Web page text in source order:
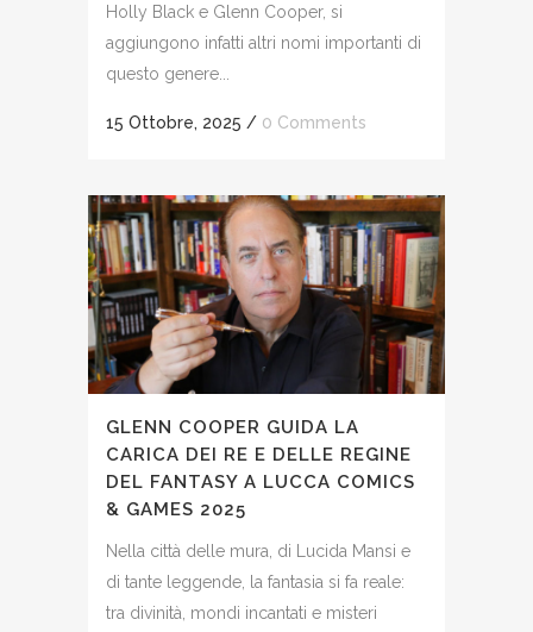
Holly Black e Glenn Cooper, si
aggiungono infatti altri nomi importanti di
questo genere...
15 Ottobre, 2025 / 0 Comments
GLENN COOPER GUIDA LA
CARICA DEI RE E DELLE REGINE
DEL FANTASY A LUCCA COMICS
& GAMES 2025
Nella città delle mura, di Lucida Mansi e
di tante leggende, la fantasia si fa reale:
tra divinità, mondi incantati e misteri